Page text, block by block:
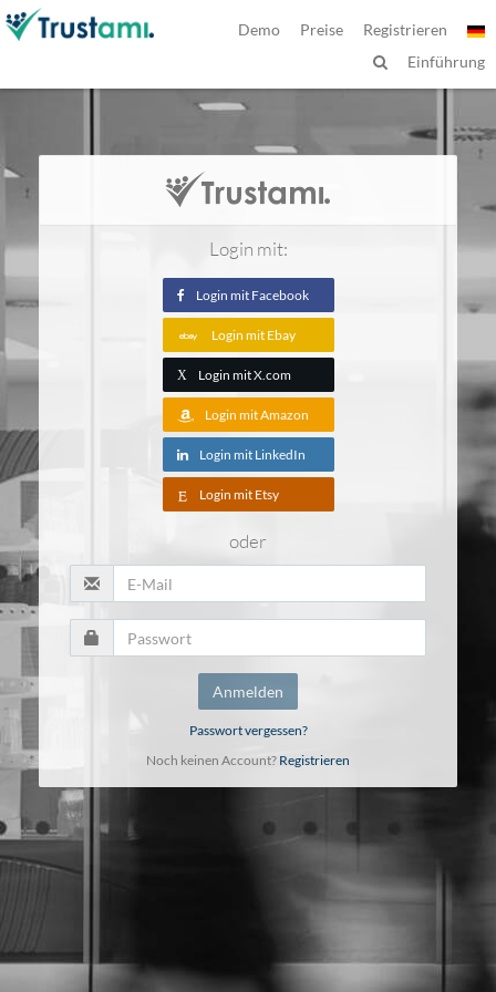
Registrieren
Preise
Demo
Einführung
Login mit:
Login mit Facebook
Login mit Ebay
X Login mit X.com
Login mit Amazon
Login mit LinkedIn
Login mit Etsy
oder
Anmelden
Passwort vergessen?
Noch keinen Account? Registrieren